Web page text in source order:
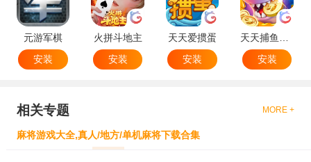
元游军棋
安装
火拼斗地主
安装
天天爱掼蛋
安装
安装
相关专题 MORE +
麻将游戏大全,真人/地方/单机麻将下载合集